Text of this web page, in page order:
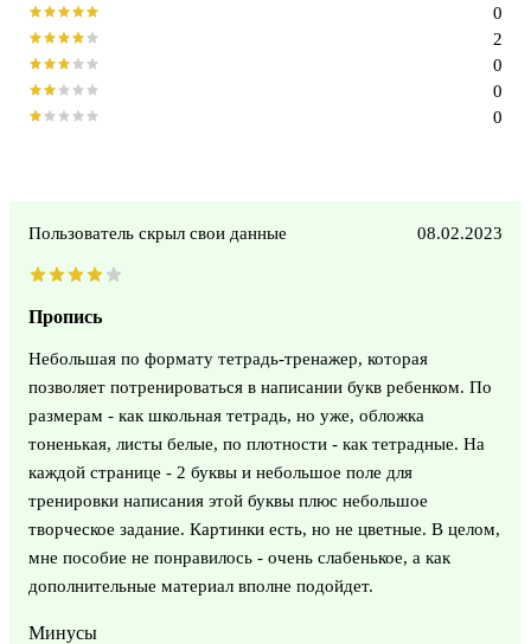
0
0
0
2
0
Пользователь скрыл свои данные 08.02.2023
Пропись
Небольшая по формату тетрадь-тренажер, которая
позволяет потренироваться в написании букв ребенком. По
размерам - как школьная тетрадь, но уже, обложка
тоненькая, листы белые, по плотности - как тетрадные. На
каждой странице - 2 буквы и небольшое поле для
тренировки написания этой буквы плюс небольшое
творческое задание. Картинки есть, но не цветные. В целом,
мне пособие не понравилось - очень слабенькое, а как
дополнительные материал вполне подойдет.
Минусы